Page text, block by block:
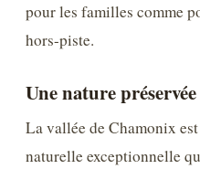
pour les familles comme
hors-piste.
Une nature
La vallée de Chamonix
naturelle exceptionnelle